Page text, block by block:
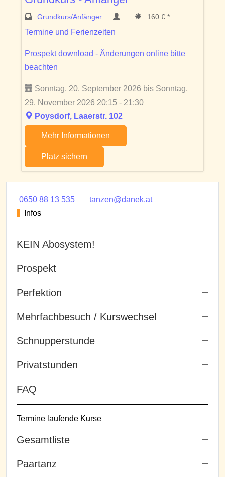
Grundkurs/Anfänger 160 € *
Termine und Ferienzeiten
Prospekt download - Änderungen online bitte
beachten
Sonntag, 20. September 2026 bis Sonntag,
29. November 2026 20:15 - 21:30
Poysdorf, Laaerstr. 102
Mehr Informationen
Platz sichern
0650 88 13 535
tanzen@danek.at
Infos
KEIN Abosystem!
Prospekt
Perfektion
Mehrfachbesuch / Kurswechsel
Schnupperstunde
Privatstunden
FAQ
Termine laufende Kurse
Gesamtliste
Paartanz